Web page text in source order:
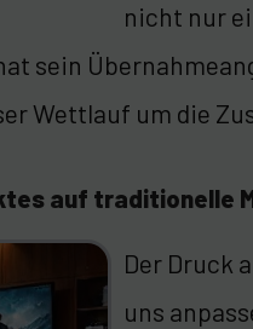
nicht nur
sein
Wettlauf um die
auf traditionelle
Der Druck
uns